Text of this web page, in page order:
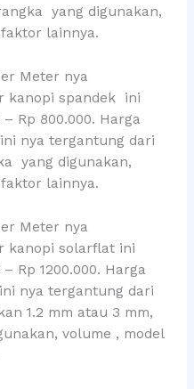
yang digunakan,
lainnya.
Meter nya
kanopi spandek ini
Rp 800.000. Harga
nya tergantung dari
yang digunakan,
lainnya.
Meter nya
kanopi solarflat ini
Rp 1200.000. Harga
nya tergantung dari
1.2 mm atau 3 mm,
volume , model